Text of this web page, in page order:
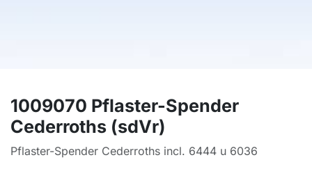
1009070 Pflaster-Spender
Cederroths (sdVr)
Pflaster-Spender Cederroths incl. 6444 u 6036